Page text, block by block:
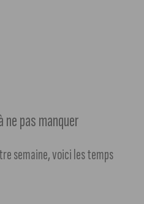
pas manquer
semaine, voici les temps